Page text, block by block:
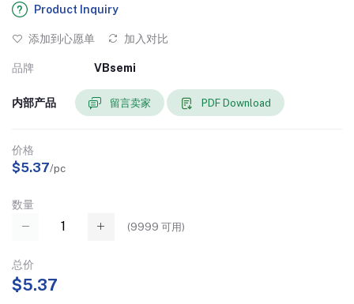
Product Inquiry
添加到心愿单 加入对比
品牌 VBsemi
内部产品 留言卖家 PDF Download
价格
$5.37/pc
数量
(9999 可用)
总价
$5.37